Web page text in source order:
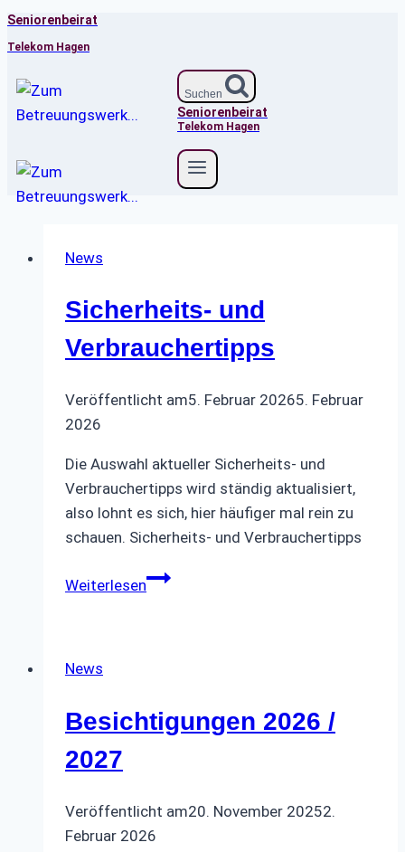
Zum
Inhalt
Seniorenbeirat
Telekom Hagen
Suchen
Seniorenbeirat
Telekom Hagen
News
Sicherheits- und
Verbrauchertipps
Veröffentlicht am5. Februar 20265. Februar
2026
Die Auswahl aktueller Sicherheits- und
Verbrauchertipps wird ständig aktualisiert,
also lohnt es sich, hier häufiger mal rein zu
schauen. Sicherheits- und Verbrauchertipps
WeiterlesenSicherheits-
News
Besichtigungen 2026 /
2027
Veröffentlicht am20. November 20252.
Februar 2026